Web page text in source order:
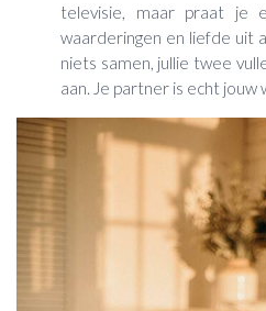
televisie, maar praat je
waarderingen en liefde uit
niets samen, jullie twee
aan. Je partner is echt